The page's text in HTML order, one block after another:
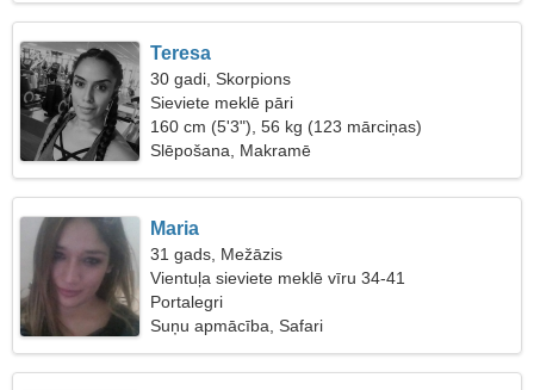
Teresa
30 gadi, Skorpions
Sieviete meklē pāri
160 cm (5'3"), 56 kg (123 mārciņas)
Slēpošana, Makramē
Maria
31 gads, Mežāzis
Vientuļa sieviete meklē vīru 34-41
Portalegri
Suņu apmācība, Safari